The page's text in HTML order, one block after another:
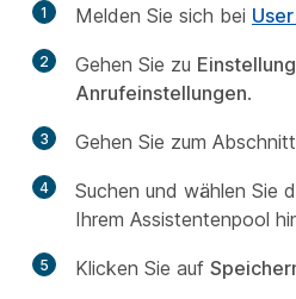
1 Melden Sie sich bei
2 Gehen Sie zu
Anrufeinstellungen.
3 Gehen Sie zum Abschnitt
4
Suchen und wählen Sie
Ihrem Assistentenpool
5 Klicken Sie auf